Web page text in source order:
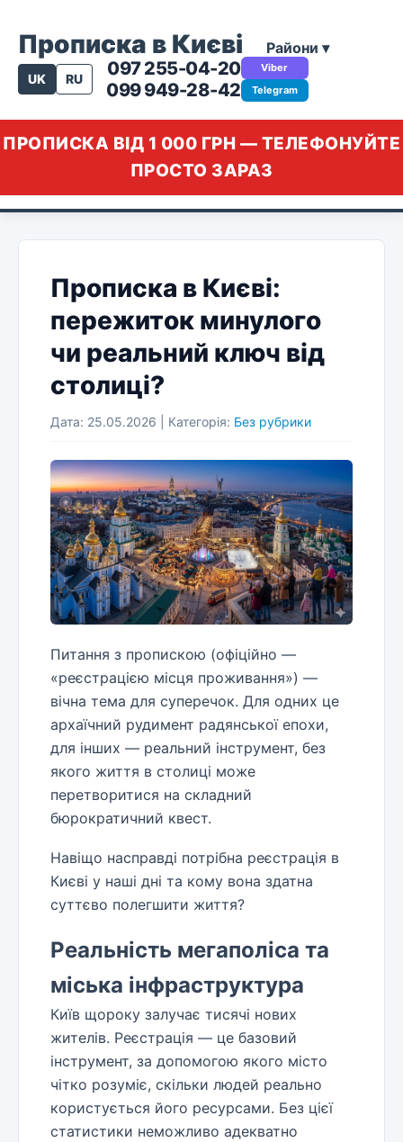
Прописка в Києві Райони ▾
UK RU
097 255-04-20
099 949-28-42
Viber
Telegram
ПРОПИСКА ВІД 1 000 ГРН — ТЕЛЕФОНУЙТЕ
ПРОСТО ЗАРАЗ
Прописка в Києві:
пережиток минулого
чи реальний ключ від
столиці?
Дата: 25.05.2026 | Категорія: Без рубрики
Питання з пропискою (офіційно —
«реєстрацією місця проживання») —
вічна тема для суперечок. Для одних це
архаїчний рудимент радянської епохи,
для інших — реальний інструмент, без
якого життя в столиці може
перетворитися на складний
бюрократичний квест.
Навіщо насправді потрібна реєстрація в
Києві у наші дні та кому вона здатна
суттєво полегшити життя?
Реальність мегаполіса та
міська інфраструктура
Київ щороку залучає тисячі нових
жителів. Реєстрація — це базовий
інструмент, за допомогою якого місто
чітко розуміє, скільки людей реально
користується його ресурсами. Без цієї
статистики неможливо адекватно